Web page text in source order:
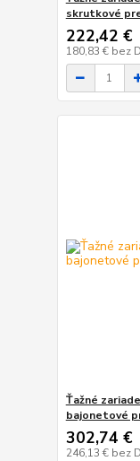
skrutkové
222,42 €
180,83 € bez
Ťažné
bajonetové
302,74 €
246,13 € bez